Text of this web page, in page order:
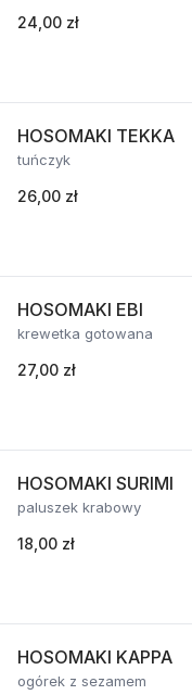
24,00 zł
HOSOMAKI TEKKA
tuńczyk
26,00 zł
HOSOMAKI EBI
krewetka gotowana
27,00 zł
HOSOMAKI SURIMI
paluszek krabowy
18,00 zł
HOSOMAKI KAPPA
ogórek z sezamem